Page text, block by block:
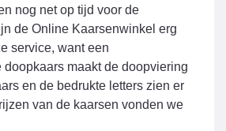
nog net op tijd voor de
de Online Kaarsenwinkel erg
service, want een
maakt de doopviering
en de bedrukte letters zien er
van de kaarsen vonden we